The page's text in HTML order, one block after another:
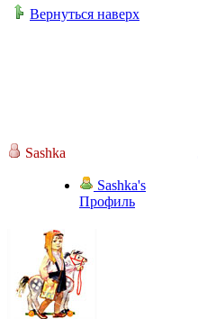
Вернуться наверх
Sashka
Sashka's
Профиль